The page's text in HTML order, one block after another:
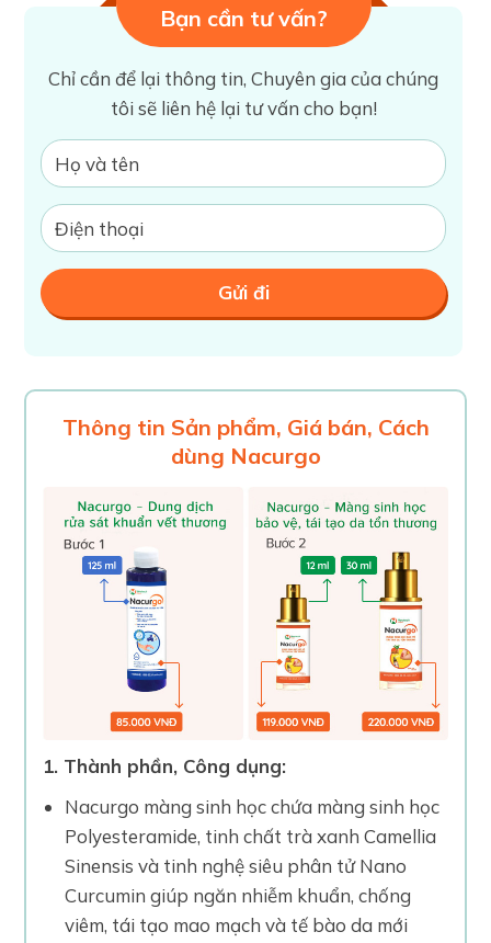
Bạn cần tư vấn?
Chỉ cần để lại thông tin, Chuyên gia của chúng
tôi sẽ liên hệ lại tư vấn cho bạn!
Thông tin Sản phẩm, Giá bán, Cách
dùng Nacurgo
1. Thành phần, Công dụng:
Nacurgo màng sinh học chứa màng sinh học
Polyesteramide, tinh chất trà xanh Camellia
Sinensis và tinh nghệ siêu phân tử Nano
Curcumin giúp ngăn nhiễm khuẩn, chống
viêm, tái tạo mao mạch và tế bào da mới